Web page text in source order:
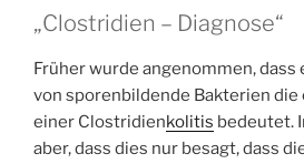
„Clostridien – Diagnose“
Früher wurde angenommen, dass
von sporenbildende Bakterien
einer Clostridienkolitis bedeutet.
aber, dass dies nur besagt, dass